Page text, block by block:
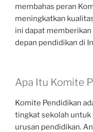
membahas peran
meningkatkan
ini dapat
depan pendidikan di
Apa Itu Komite
Komite Pendidikan
tingkat sekolah untuk
urusan pendidikan.